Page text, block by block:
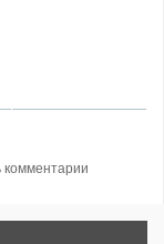
комментарии